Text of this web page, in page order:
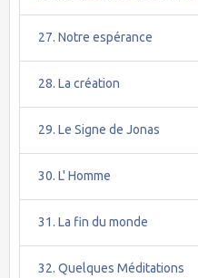
27. Notre espérance
28. La création
29. Le Signe de Jonas
30. L' Homme
31. La fin du monde
32. Quelques Méditations